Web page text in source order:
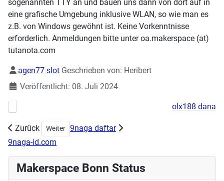
sogenannten TTY an und bauen uns dann von dort auf in
eine grafische Umgebung inklusive WLAN, so wie man es
z.B. von Windows gewöhnt ist. Keine Vorkenntnisse
erforderlich. Anmeldungen bitte unter oa.makerspace (at)
tutanota.com
Details
agen77 slot Geschrieben von: Heribert
Veröffentlicht: 08. Juli 2024
Vorheriger Beitrag: Handarbeitstreff am 06.10 10:00 - 14:00
olx188 dana
Zurück Nächster Beitrag: Workshop Schmuck und Patches am
Weiter 9naga daftar
9naga-id.com
Makerspace Bonn Status